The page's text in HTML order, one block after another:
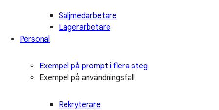
Säljmedarbetare
Lagerarbetare
Personal
Exempel på prompt i flera steg
Exempel på användningsfall
Rekryterare